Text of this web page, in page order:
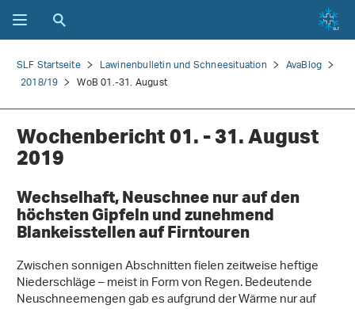
SLF Startseite Lawinenbulletin und Schneesituation
AvaBlog
2018/19
WoB 01.-31. August
Wochenbericht 01. - 31. August
2019
Wechselhaft, Neuschnee nur auf den
höchsten Gipfeln und zunehmend
Blankeisstellen auf Firntouren
Zwischen sonnigen Abschnitten fielen zeitweise heftige
Niederschläge – meist in Form von Regen. Bedeutende
Neuschneemengen gab es aufgrund der Wärme nur auf